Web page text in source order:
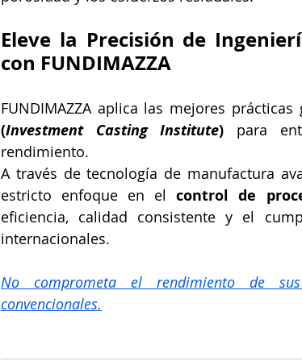
Eleve la Precisión de
con FUNDIMAZZA
FUNDIMAZZA aplica las mejores
(Investment Casting Institute) para
rendimiento.
A través de tecnología de manufactura
estricto enfoque en el control de
eficiencia, calidad consistente y el
internacionales.
No comprometa el rendimiento de sus
convencionales.